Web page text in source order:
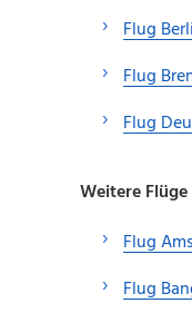
Flug
Flug
Flug
Weitere
Flug
Flug